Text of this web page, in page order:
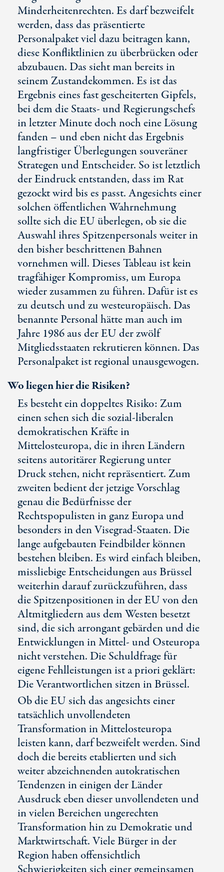
Minderheitenrechten. Es darf bezweifelt
werden, dass das präsentierte
Personalpaket viel dazu beitragen kann,
diese Konfliktlinien zu überbrücken oder
abzubauen. Das sieht man bereits in
seinem Zustandekommen. Es ist das
Ergebnis eines fast gescheiterten Gipfels,
bei dem die Staats- und Regierungschefs
in letzter Minute doch noch eine Lösung
fanden – und eben nicht das Ergebnis
langfristiger Überlegungen souveräner
Strategen und Entscheider. So ist letztlich
der Eindruck entstanden, dass im Rat
gezockt wird bis es passt. Angesichts einer
solchen öffentlichen Wahrnehmung
sollte sich die EU überlegen, ob sie die
Auswahl ihres Spitzenpersonals weiter in
den bisher beschrittenen Bahnen
vornehmen will. Dieses Tableau ist kein
tragfähiger Kompromiss, um Europa
wieder zusammen zu führen. Dafür ist es
zu deutsch und zu westeuropäisch. Das
benannte Personal hätte man auch im
Jahre 1986 aus der EU der zwölf
Mitgliedsstaaten rekrutieren können. Das
Personalpaket ist regional unausgewogen.
Wo liegen hier die Risiken?
Es besteht ein doppeltes Risiko: Zum
einen sehen sich die sozial-liberalen
demokratischen Kräfte in
Mittelosteuropa, die in ihren Ländern
seitens autoritärer Regierung unter
Druck stehen, nicht repräsentiert. Zum
zweiten bedient der jetzige Vorschlag
genau die Bedürfnisse der
Rechtspopulisten in ganz Europa und
besonders in den Visegrad-Staaten. Die
lange aufgebauten Feindbilder können
bestehen bleiben. Es wird einfach bleiben,
missliebige Entscheidungen aus Brüssel
weiterhin darauf zurückzuführen, dass
die Spitzenpositionen in der EU von den
Altmitgliedern aus dem Westen besetzt
sind, die sich arrongant gebärden und die
Entwicklungen in Mittel- und Osteuropa
nicht verstehen. Die Schuldfrage für
eigene Fehlleistungen ist a priori geklärt:
Die Verantwortlichen sitzen in Brüssel.
Ob die EU sich das angesichts einer
tatsächlich unvollendeten
Transformation in Mittelosteuropa
leisten kann, darf bezweifelt werden. Sind
doch die bereits etablierten und sich
weiter abzeichnenden autokratischen
Tendenzen in einigen der Länder
Ausdruck eben dieser unvollendeten und
in vielen Bereichen ungerechten
Transformation hin zu Demokratie und
Marktwirtschaft. Viele Bürger in der
Region haben offensichtlich